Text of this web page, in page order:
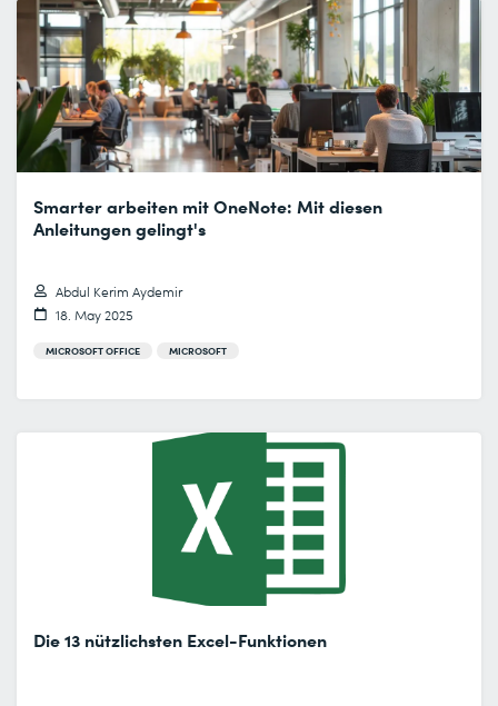
Smarter arbeiten mit OneNote: Mit diesen
Anleitungen gelingt's
Abdul Kerim Aydemir
18. May 2025
MICROSOFT OFFICE MICROSOFT
Die 13 nützlichsten Excel-Funktionen